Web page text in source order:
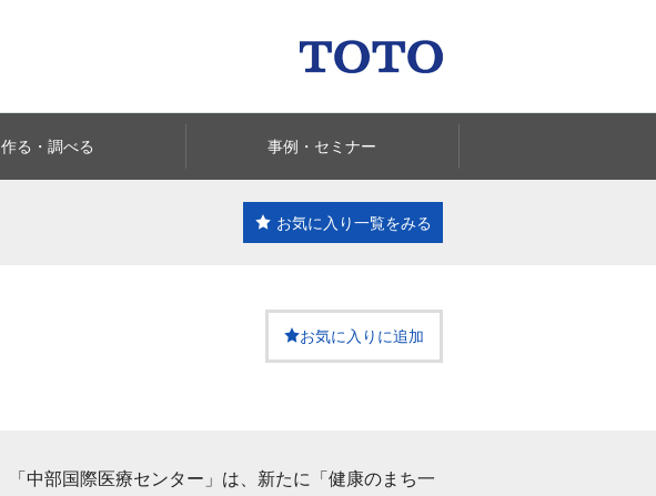
作る・調べる 事例・セミナー
お気に入り一覧をみる
お気に入りに追加
「中部国際医療センター」は、新たに「健康のまち一